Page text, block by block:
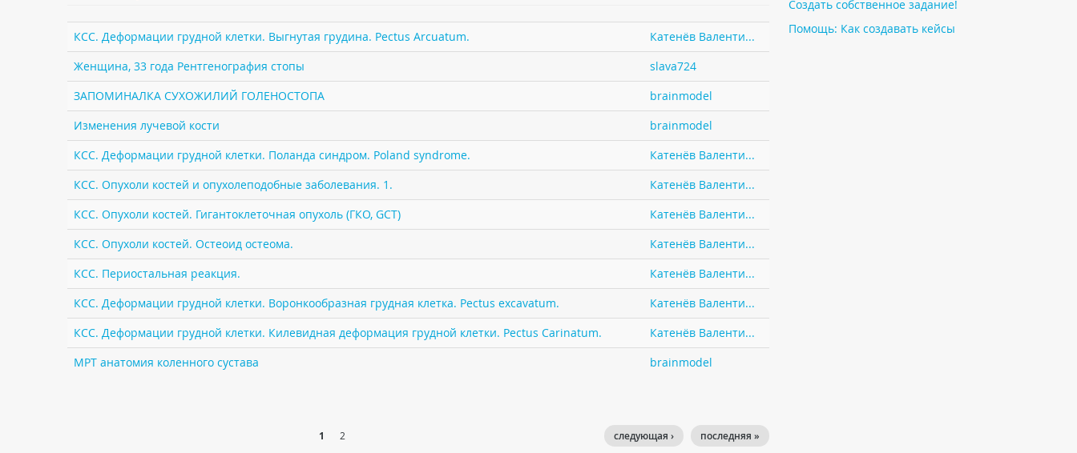
КСС. Деформации грудной клетки. Выгнутая грудина. Pectus Arcuatum.
Катенёв Валенти...
Женщина, 33 года Рентгенография стопы
slava724
ЗАПОМИНАЛКА СУХОЖИЛИЙ ГОЛЕНОСТОПА
brainmodel
Изменения лучевой кости
brainmodel
КСС. Деформации грудной клетки. Поланда синдром. Poland syndrome.
Катенёв Валенти...
КСС. Опухоли костей и опухолеподобные заболевания. 1.
Катенёв Валенти...
КСС. Опухоли костей. Гигантоклеточная опухоль (ГКО, GCT)
Катенёв Валенти...
КСС. Опухоли костей. Остеоид остеома.
Катенёв Валенти...
КСС. Периостальная реакция.
Катенёв Валенти...
КСС. Деформации грудной клетки. Воронкообразная грудная клетка. Pectus excavatum.
Катенёв Валенти...
КСС. Деформации грудной клетки. Килевидная деформация грудной клетки. Pectus Carinatum.
Катенёв Валенти...
МРТ анатомия коленного сустава
brainmodel
1 2 последняя »
следующая ›
Создать собственное задание!
Помощь: Как создавать кейсы